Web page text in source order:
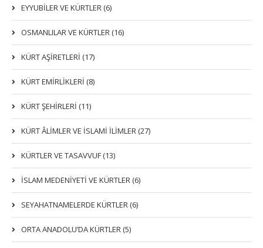
EYYUBİLER VE KÜRTLER (6)
OSMANLILAR VE KÜRTLER (16)
KÜRT AŞİRETLERİ (17)
KÜRT EMİRLİKLERİ (8)
KÜRT ŞEHİRLERİ (11)
KÜRT ÂLİMLER VE İSLAMİ İLİMLER (27)
KÜRTLER VE TASAVVUF (13)
İSLAM MEDENİYETİ VE KÜRTLER (6)
SEYAHATNAMELERDE KÜRTLER (6)
ORTA ANADOLU’DA KÜRTLER (5)